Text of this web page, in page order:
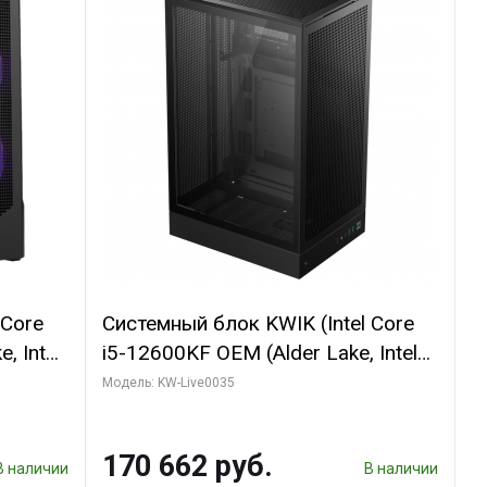
Intel
наличии
Системный блок KWIK (Intel Core
i5-12600KF OEM (Alder Lake, Intel
7, C10 4EC/6PC// 64 ГБ ОЗУ/ Ninja
SSD)
Модель: KW-Live0035
170 662 руб. В наличии